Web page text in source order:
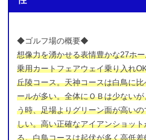
◆ゴルフ場の概要◆
想像力を湧かせる表情豊かな27ホ
乗用カートフェアウェイ乗り入れ
丘陵コース。天神コースは白鳥に
ールが多い。全体にＯＢは少ない
う時、足場よりグリーン面が高い
しい。高い正確なアイアンショッ
る。白鳥コースは起伏が多く高低